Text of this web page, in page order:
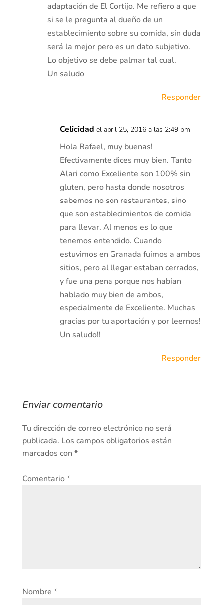
adaptación de El Cortijo. Me refiero a que
si se le pregunta al dueño de un
establecimiento sobre su comida, sin duda
será la mejor pero es un dato subjetivo.
Lo objetivo se debe palmar tal cual.
Un saludo
Responder
Celicidad el abril 25, 2016 a las 2:49 pm
Hola Rafael, muy buenas!
Efectivamente dices muy bien. Tanto
Alari como Exceliente son 100% sin
gluten, pero hasta donde nosotros
sabemos no son restaurantes, sino
que son establecimientos de comida
para llevar. Al menos es lo que
tenemos entendido. Cuando
estuvimos en Granada fuimos a ambos
sitios, pero al llegar estaban cerrados,
y fue una pena porque nos habían
hablado muy bien de ambos,
especialmente de Exceliente. Muchas
gracias por tu aportación y por leernos!
Un saludo!!
Responder
Enviar comentario
Tu dirección de correo electrónico no será
publicada. Los campos obligatorios están
marcados con *
Comentario*
Nombre *